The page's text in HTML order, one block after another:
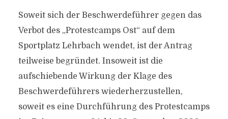
Soweit sich der Beschwerdeführer gegen das
Verbot des „Protestcamps Ost“ auf dem
Sportplatz Lehrbach wendet, ist der Antrag
teilweise begründet. Insoweit ist die
aufschiebende Wirkung der Klage des
Beschwerdeführers wiederherzustellen,
soweit es eine Durchführung des Protestcamps